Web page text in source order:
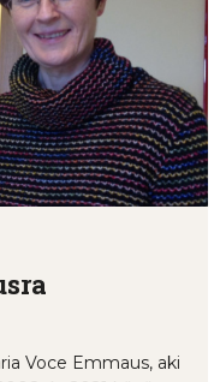
Voce Emmaus, aki